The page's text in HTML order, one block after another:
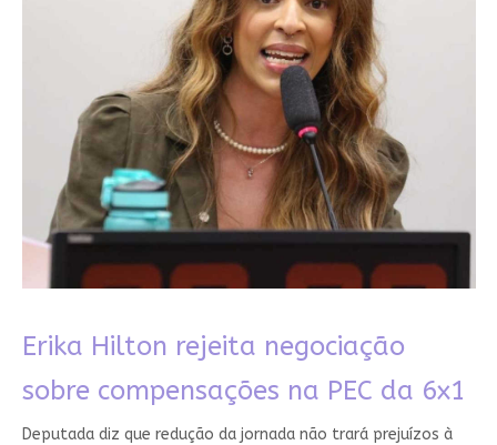
Erika Hilton rejeita negociação
sobre compensações na PEC da 6x1
Deputada diz que redução da jornada não trará prejuízos à